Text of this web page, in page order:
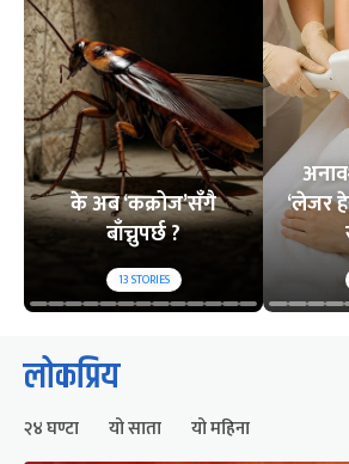
के अब ‘कक्रोज’सँगै
बाँच्नुपर्छ ?
13STORIES
‘लेजर
लोकप्रिय
२४ घण्टा यो साता यो महिना